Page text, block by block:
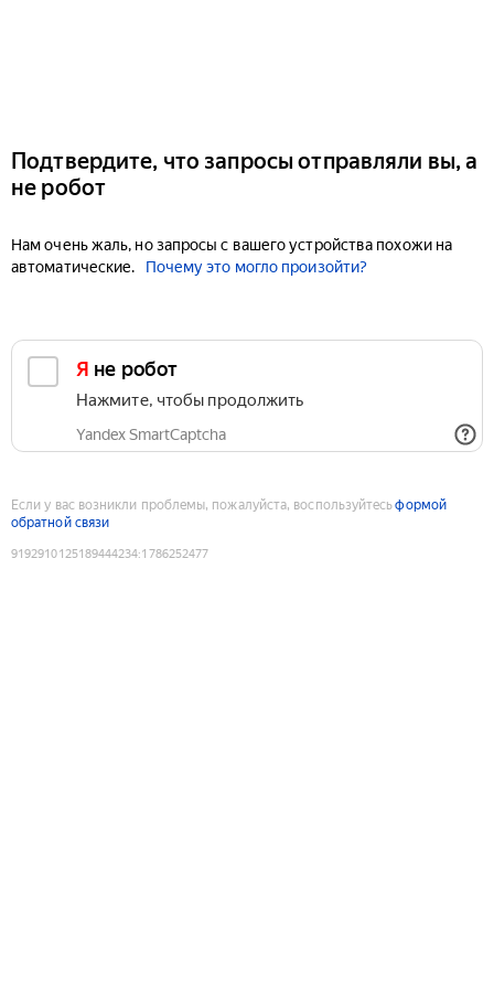
Подтвердите, что запросы отправляли вы, а
не робот
Нам очень жаль, но запросы с вашего устройства похожи на
автоматические.
Почему это могло произойти?
Я не робот
Нажмите, чтобы продолжить
Yandex SmartCaptcha
Если у вас возникли проблемы, пожалуйста, воспользуйтесьформой
обратной связи
9192910125189444234:1786252477